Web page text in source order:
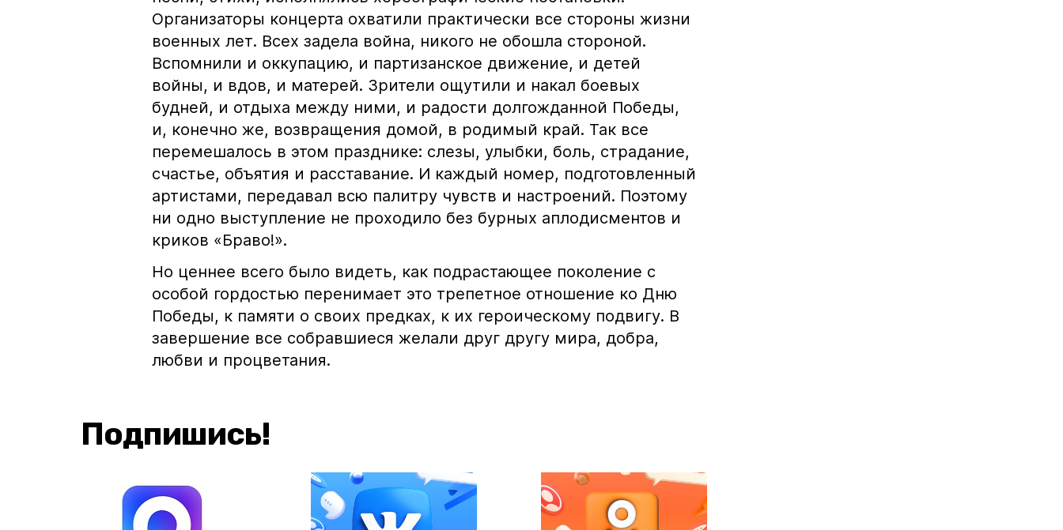
Организаторы концерта охватили практически все стороны жизни
военных лет. Всех задела война, никого не обошла стороной.
Вспомнили и оккупацию, и партизанское движение, и детей
войны, и вдов, и матерей. Зрители ощутили и накал боевых
будней, и отдыха между ними, и радости долгожданной Победы,
и, конечно же, возвращения домой, в родимый край. Так все
перемешалось в этом празднике: слезы, улыбки, боль, страдание,
счастье, объятия и расставание. И каждый номер, подготовленный
артистами, передавал всю палитру чувств и настроений. Поэтому
ни одно выступление не проходило без бурных аплодисментов и
криков «Браво!».
Но ценнее всего было видеть, как подрастающее поколение с
особой гордостью перенимает это трепетное отношение ко Дню
Победы, к памяти о своих предках, к их героическому подвигу. В
завершение все собравшиеся желали друг другу мира, добра,
любви и процветания.
Подпишись!